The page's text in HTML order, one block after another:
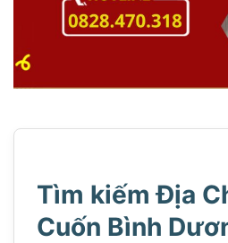
Tìm kiếm Địa
Cuốn Bình